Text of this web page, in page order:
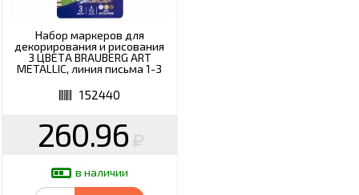
Набор маркеров для
декорирования и рисования
3 ЦВЕТА BRAUBERG ART
METALLIC, линия письма 1-3
152440
260.96
в наличии